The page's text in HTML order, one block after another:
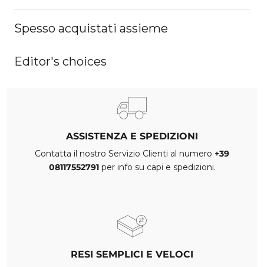
Spesso acquistati assieme
Editor's choices
ASSISTENZA E SPEDIZIONI
Contatta il nostro Servizio Clienti al numero +39
08117552791 per info su capi e spedizioni.
RESI SEMPLICI E VELOCI